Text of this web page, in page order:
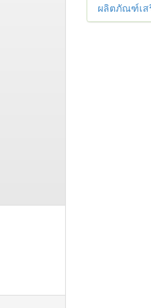
ผลิตภัณฑ์เส